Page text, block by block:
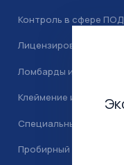
Контроль в сфере
Лицензирование
Ломбарды и скупка
Клеймение и
Специальный учет
Пробирный надзор